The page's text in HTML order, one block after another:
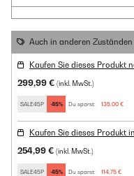
Auch in anderen
Kaufen Sie dieses Produkt
299,99 € (inkl. MwSt.)
SALE45P -45% Du sparst: 135,00 €
Kaufen Sie dieses Produkt
254,99 € (inkl. MwSt.)
SALE45P -45% Du sparst: 114,75 €